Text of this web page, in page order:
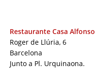
Restaurante Casa Alfonso
Roger de Llúria, 6
Barcelona
Junto a Pl. Urquinaona.